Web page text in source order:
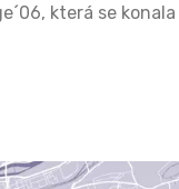
která se